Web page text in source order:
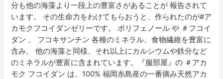
分も他の海藻より一段上の豊富さがあることが 報告されて
います。 その生命力をわけてもらおうと、作られたのが#ア
カモクフコイダンゼリーです。 ポリフェノール や ＃フコイ
ダン 、 フコキサンチン 各種のミネラル、食物繊維を豊富に
含み、 他の海藻と同様、それ以上にカルシウムや鉄分など
のミネラルが豊富に含まれています。『服部屋』の ＃アカ
モク フコイダン は、100% 福岡糸島産の一番摘み天然アカ